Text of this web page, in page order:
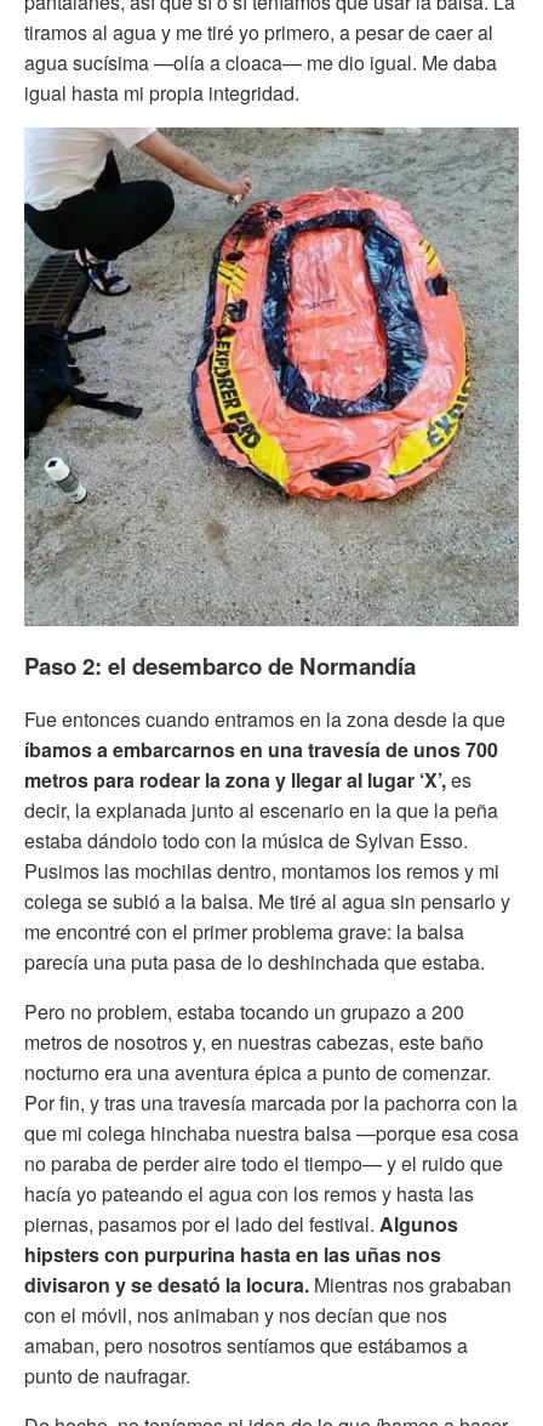
tiramos al agua y me tiré yo primero, a pesar de caer al
agua sucísima —olía a cloaca— me dio igual. Me daba
igual hasta mi propia integridad.
Paso 2: el desembarco de Normandía
Fue entonces cuando entramos en la zona desde la que
íbamos a embarcarnos en una travesía de unos 700
metros para rodear la zona y llegar al lugar ‘X’,es
decir, la explanada junto al escenario en la que la peña
estaba dándolo todo con la música de Sylvan Esso.
Pusimos las mochilas dentro, montamos los remos y mi
colega se subió a la balsa. Me tiré al agua sin pensarlo y
me encontré con el primer problema grave: la balsa
parecía una puta pasa de lo deshinchada que estaba.
Pero no problem, estaba tocando un grupazo a 200
metros de nosotros y, en nuestras cabezas, este baño
nocturno era una aventura épica a punto de comenzar.
Por fin, y tras una travesía marcada por la pachorra con la
que mi colega hinchaba nuestra balsa —porque esa cosa
no paraba de perder aire todo el tiempo— y el ruido que
hacía yo pateando el agua con los remos y hasta las
piernas, pasamos por el lado del festival. Algunos
hipsters con purpurina hasta en las uñas nos
divisaron y se desató la locura. Mientras nos grababan
con el móvil, nos animaban y nos decían que nos
amaban, pero nosotros sentíamos que estábamos a
punto de naufragar.